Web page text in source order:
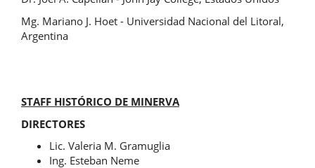
Mg. Mariano J. Hoet - Universidad Nacional del Litoral,
Argentina
STAFF HISTÓRICO DE MINERVA
DIRECTORES
Lic. Valeria M. Gramuglia
Ing. Esteban Neme